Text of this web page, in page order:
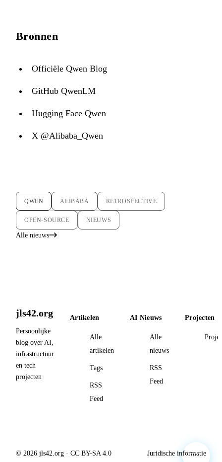
Bronnen
Officiële Qwen Blog
GitHub QwenLM
Hugging Face Qwen
X @Alibaba_Qwen
QWEN ALIBABA RETROSPECTIVE
OPEN-SOURCE NIEUWS
Alle nieuws
jls42.org
Persoonlijke
blog over AI,
infrastructuur
en tech
projecten
Artikelen
Alle
artikelen
Tags
RSS
Feed
AI Nieuws
Alle
nieuws
RSS
Feed
Projecten
© 2026 jls42.org · CC BY-SA 4.0 Juridische informatie